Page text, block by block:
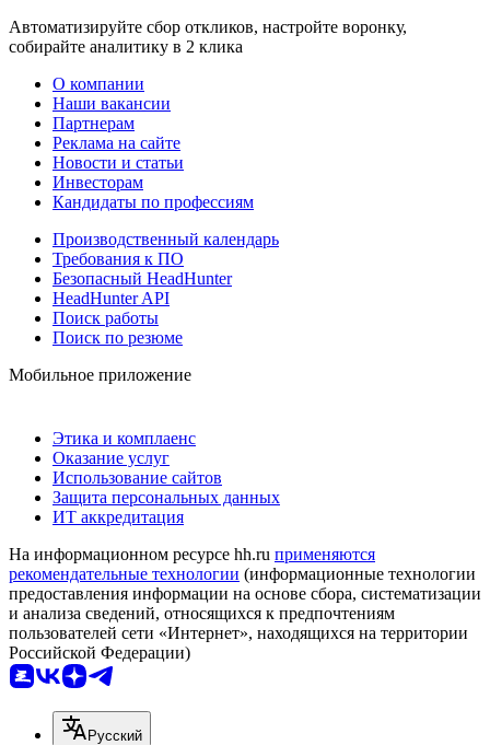
Автоматизируйте сбор откликов, настройте воронку,
собирайте аналитику в 2 клика
О компании
Наши вакансии
Партнерам
Реклама на сайте
Новости и статьи
Инвесторам
Кандидаты по профессиям
Производственный календарь
Требования к ПО
Безопасный HeadHunter
HeadHunter API
Поиск работы
Поиск по резюме
Мобильное приложение
Этика и комплаенс
Оказание услуг
Использование сайтов
Защита персональных данных
ИТ аккредитация
На информационном ресурсе hh.ru применяются
рекомендательные технологии (информационные технологии
предоставления информации на основе сбора, систематизации
и анализа сведений, относящихся к предпочтениям
пользователей сети «Интернет», находящихся на территории
Российской Федерации)
Русский